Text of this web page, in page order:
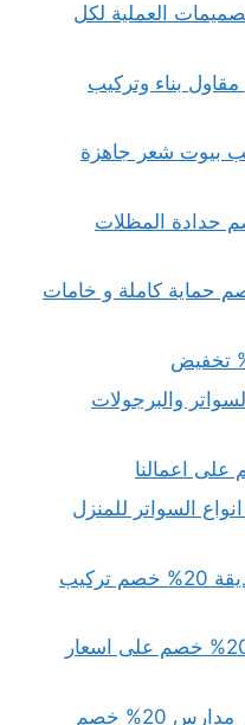
العملية لكل
افضل مقاول بناء وتركيب
بيوت شعر جاهزة
ساعة | 25% خصم حدادة المظلات
مكة – 25% خصم حماية كاملة و خامات
والبرجولات
السواتر للمنزل
مظلات جدارية للسيارات والحديقة 20% خصم تركيب
سواتر شرائح المنيوم خشابي 20% خصم على اسعار
20% خصم